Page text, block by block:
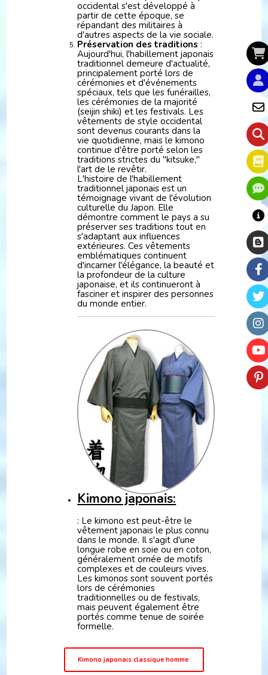
occidental s'est développé à
partir de cette époque, se
répandant des militaires à
d'autres aspects de la vie sociale.
Préservation des traditions :
Aujourd'hui, l'habillement japonais
traditionnel demeure d'actualité,
principalement porté lors de
cérémonies et d'événements
spéciaux, tels que les funérailles,
les cérémonies de la majorité
(seijin shiki) et les festivals. Les
vêtements de style occidental
sont devenus courants dans la
vie quotidienne, mais le kimono
continue d'être porté selon les
traditions strictes du "kitsuke,"
l'art de le revêtir.
L'histoire de l'habillement
traditionnel japonais est un
témoignage vivant de l'évolution
culturelle du Japon. Elle
démontre comment le pays a su
préserver ses traditions tout en
s'adaptant aux influences
extérieures. Ces vêtements
emblématiques continuent
d'incarner l'élégance, la beauté et
la profondeur de la culture
japonaise, et ils continueront à
fasciner et inspirer des personnes
du monde entier.
Kimono japonais:
: Le kimono est peut-être le
vêtement japonais le plus connu
dans le monde. Il s'agit d'une
longue robe en soie ou en coton,
généralement ornée de motifs
complexes et de couleurs vives.
Les kimonos sont souvent portés
lors de cérémonies
traditionnelles ou de festivals,
mais peuvent également être
portés comme tenue de soirée
formelle.
Kimono japonais classique homme